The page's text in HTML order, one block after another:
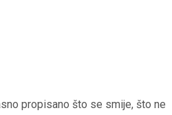
propisano što se smije, što ne